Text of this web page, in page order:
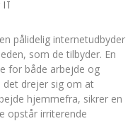
IT
pålidelig internetudbyder
som de tilbyder. En
for både arbejde og
det drejer sig om at
hjemmefra, sikrer en
opstår irriterende